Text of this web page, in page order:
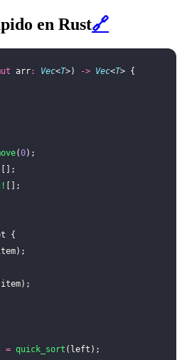
en Rust🔗
arr: Vec<T>) -> Vec<T> {
(0);
[];
[];
{
= quick_sort (left);